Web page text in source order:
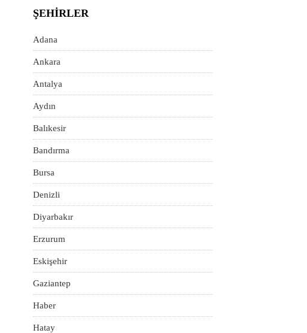
ŞEHIRLER
Adana
Ankara
Antalya
Aydın
Balıkesir
Bandırma
Bursa
Denizli
Diyarbakır
Erzurum
Eskişehir
Gaziantep
Haber
Hatay